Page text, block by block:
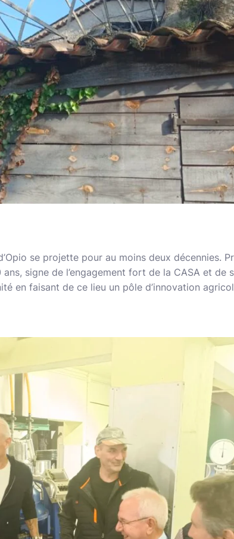
se projette pour au moins deux décennies.
signe de l’engagement fort de la CASA et de
en faisant de ce lieu un pôle d’innovation